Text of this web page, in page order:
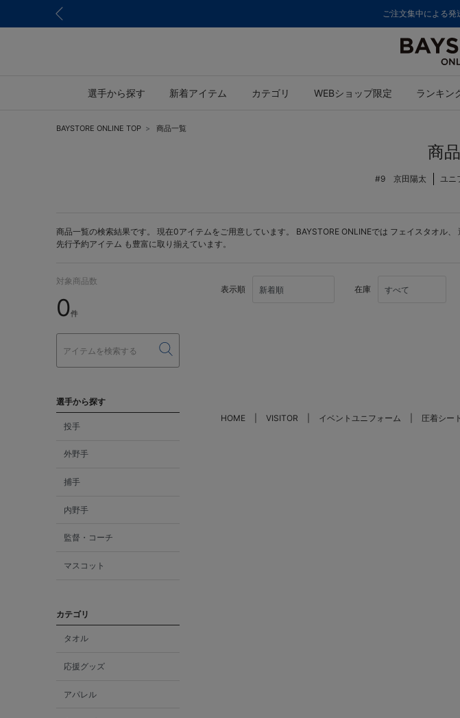
ご注文集中による
選手から探す 新着アイテム カテゴリ WEBショップ限定 ランキン
BAYSTORE ONLINE TOP 商品一覧
商
#9 京田陽太 ユニ
商品一覧の検索結果です。 現在0アイテムをご用意しています。 BAYSTORE ONLINEでは フェイスタオル、
先行予約アイテム も豊富に取り揃えています。
対象商品数
0件
選手から探す
投手
外野手
捕手
内野手
監督・コーチ
マスコット
カテゴリ
タオル
応援グッズ
アパレル
表示順 在庫
HOME VISITOR イベントユニフォーム 圧着シート